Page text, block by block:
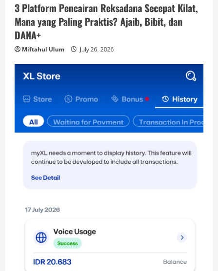
3 Platform Pencairan Reksadana Secepat Kilat,
Mana yang Paling Praktis? Ajaib, Bibit, dan
DANA+
Miftahul Ulum July 26, 2026